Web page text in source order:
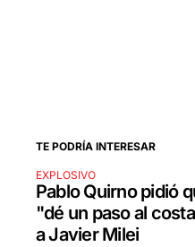
TE PODRÍA INTERESAR
EXPLOSIVO
Pablo Quirno pidió
"dé un paso al
a Javier Milei